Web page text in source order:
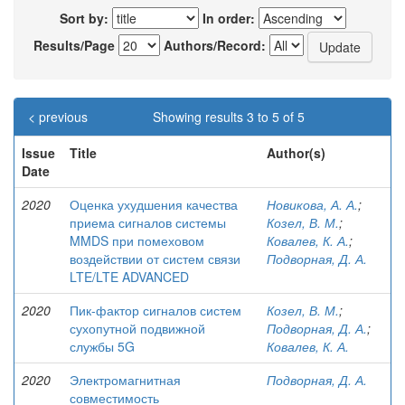
Sort by:
In order:
Results/Page
Authors/Record:
Showing results 3 to 5 of 5
< previous
Issue
Date
Title Author(s)
2020
Оценка ухудшения качества
приема сигналов системы
MMDS при помеховом
воздействии от систем связи
LTE/LTE ADVANCED
Новикова, А. А.;
Козел, В. М.;
Ковалев, К. А.;
Подворная, Д. А.
2020
Пик-фактор сигналов систем
сухопутной подвижной
службы 5G
Козел, В. М.;
Подворная, Д. А.;
Ковалев, К. А.
2020
Электромагнитная
совместимость
Подворная, Д. А.